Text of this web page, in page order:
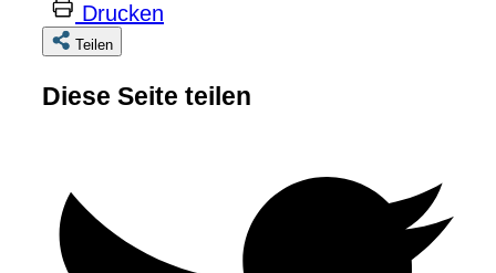
Drucken
Teilen
Diese Seite teilen